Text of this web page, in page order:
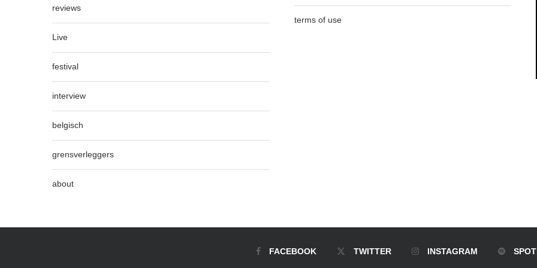
reviews
Live
festival
interview
belgisch
grensverleggers
about
terms of use
FACEBOOK TWITTER INSTAGRAM